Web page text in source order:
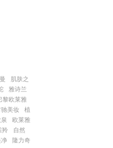
肌肤之
雅诗兰
黎欧莱雅
美妆
植
欧莱雅
羚
自然
隆力奇